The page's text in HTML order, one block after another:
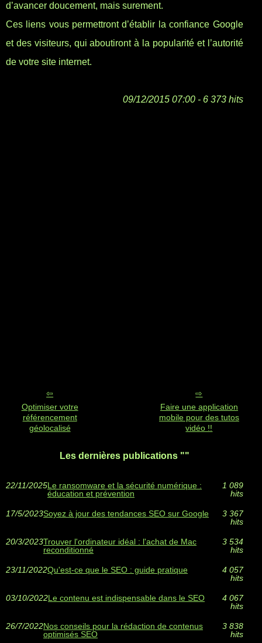
d’avancer doucement, mais surement.
Ces liens vous permettront d’établir la confiance Google
et des visiteurs, qui aboutiront à la popularité et l’autorité
de votre site internet.
09/12/2015 07:00 - 6 373 hits
Optimiser votre
référencement
géolocalisé
Faire une application
mobile pour des tutos
vidéo !!
Les dernières publications ""
22/11/2025Le ransomware et la sécurité numérique :
éducation et prévention
1 089
hits
17/5/2023Soyez à jour des tendances SEO sur Google
3 367
hits
20/3/2023Trouver l'ordinateur idéal : l'achat de Mac
reconditionné
3 534
hits
23/11/2022Qu'est-ce que le SEO : guide pratique
4 057
hits
03/10/2022Le contenu est indispensable dans le SEO
4 067
hits
26/7/2022Nos conseils pour la rédaction de contenus
optimisés SEO
3 838
hits